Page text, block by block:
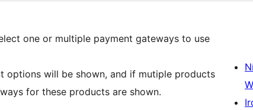
one or multiple payment gateways to use
options will be shown, and if mutiple products
for these products are shown.